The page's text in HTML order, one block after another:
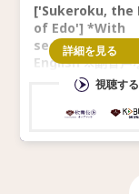
['Sukeroku, the
of Edo'] *With
secondary
English ※副音声
のご視聴はできま
詳細を見る
視聴する